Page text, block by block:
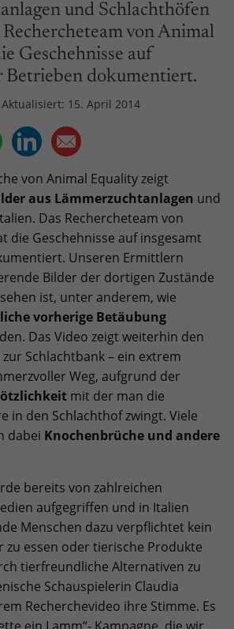
und Schlachthöfen
von Animal
Geschehnisse auf
Betrieben dokumentiert.
Aktualisiert: 15. April 2014
von Animal Equality zeigt
aus Lämmerzuchtanlagen und
Das Rechercheteam von
die Geschehnisse auf insgesamt
Unseren Ermittlern
Bilder der dortigen Zustände
ist, unter anderem, wie
vorherige Betäubung
Das Video zeigt weiterhin den
Schlachtbank – ein extrem
Weg, aufgrund der
mit der man die
in den Schlachthof zwingt. Viele
dabei Knochenbrüche und andere
bereits von zahlreichen
aufgegriffen und in Italien
Menschen dazu verpflichtet kein
zu essen oder tierische Produkte
tierfreundliche Alternativen zu
Schauspielerin Claudia
Recherchevideo ihre Stimme. Es